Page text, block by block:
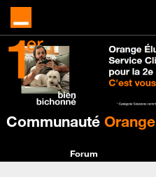
Communauté Orange
Forum